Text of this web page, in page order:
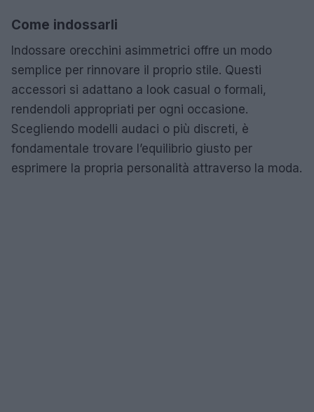
Come indossarli
Indossare orecchini asimmetrici offre un modo
semplice per rinnovare il proprio stile. Questi
accessori si adattano a look casual o formali,
rendendoli appropriati per ogni occasione.
Scegliendo modelli audaci o più discreti, è
fondamentale trovare l’equilibrio giusto per
esprimere la propria personalità attraverso la moda.